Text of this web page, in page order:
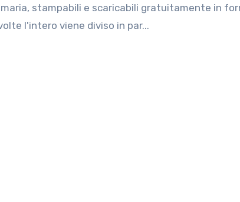
l'intero viene diviso in par...